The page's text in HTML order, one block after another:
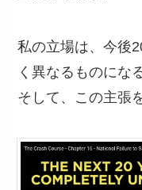
私の立場は、今後
く異なるものにな
そして、この主張